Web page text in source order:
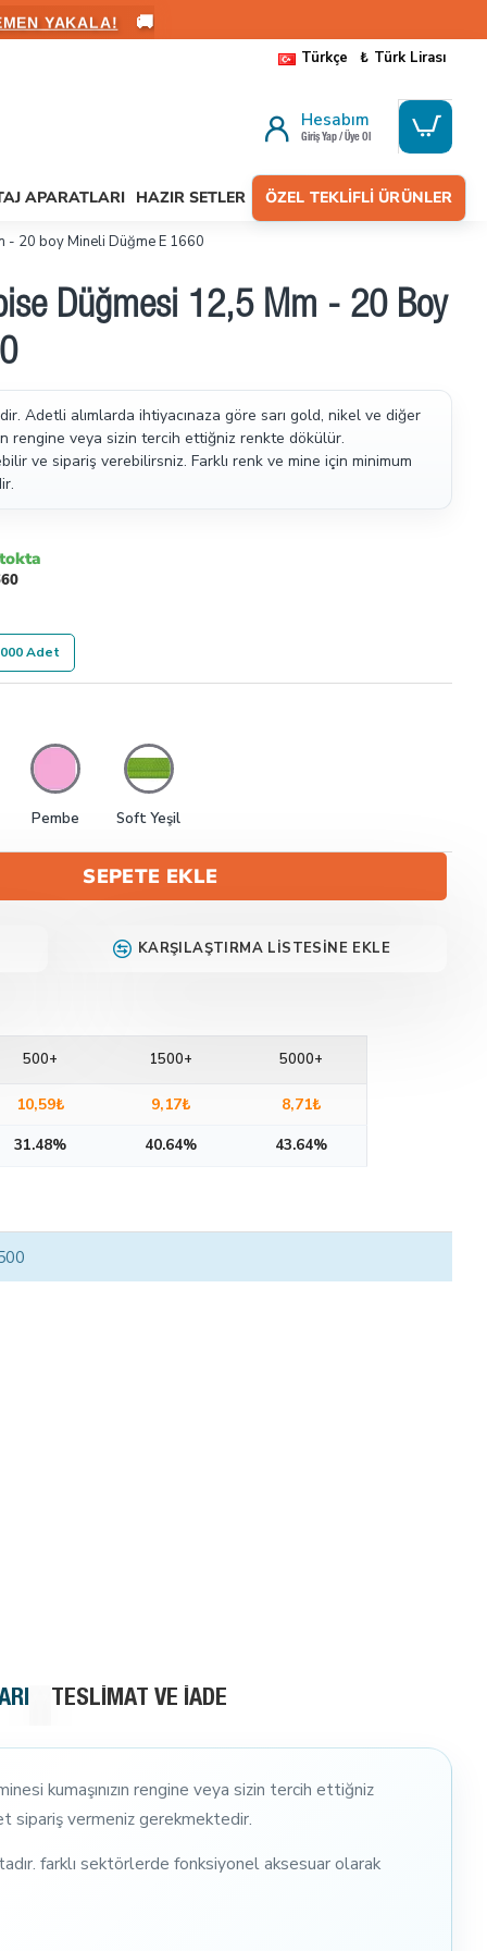
🚚
Türkçe ₺ Türk Lirası
Hesabım
Giriş Yap / Üye Ol
APARATLARI HAZIR SETLER ÖZEL TEKLIFLI ÜRÜNLER
- 20 boy Mineli Düğme E 1660
Düğmesi 12,5 Mm - 20 Boy
Adetli alımlarda ihtiyacınaza göre sarı gold, nikel ve diğer
rengine veya sizin tercih ettiğniz renkte dökülür.
ve sipariş verebilirsniz. Farklı renk ve mine için minimum
Adet
Pembe Soft Yeşil
SEPETE EKLE
KARŞILAŞTIRMA LISTESINE EKLE
500+ 1500+ 5000+
10,59₺ 9,17₺
8,71₺
31.48%
40.64% 43.64%
TESLIMAT VE İADE
kumaşınızın rengine veya sizin tercih ettiğniz
sipariş vermeniz gerekmektedir.
farklı sektörlerde fonksiyonel aksesuar olarak